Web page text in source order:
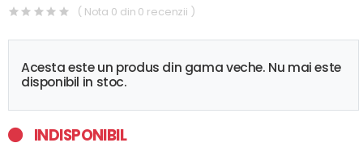
( Nota 0 din 0 recenzii )
Acesta este un produs din gama veche. Nu mai este
disponibil in stoc.
INDISPONIBIL